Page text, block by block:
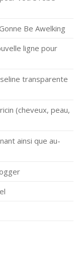
Be Awelking
ligne pour
transparente
(cheveux, peau,
ainsi que au-